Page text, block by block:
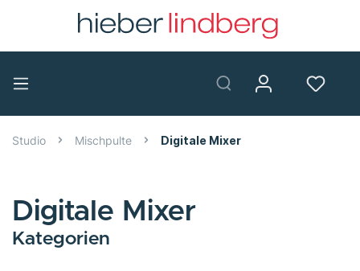
Studio Mischpulte Digitale Mixer
Digitale Mixer
Kategorien